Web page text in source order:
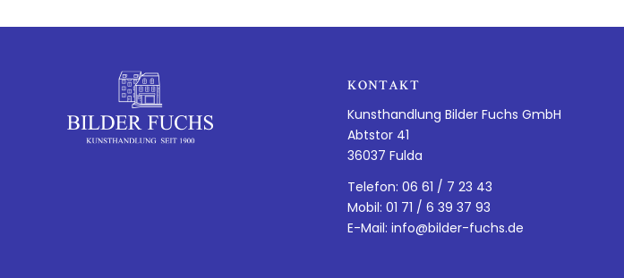
KONTAKT
Kunsthandlung Bilder Fuchs GmbH
Abtstor 41
36037 Fulda
Telefon: 06 61 / 7 23 43
Mobil: 01 71 / 6 39 37 93
E-Mail: info@bilder-fuchs.de